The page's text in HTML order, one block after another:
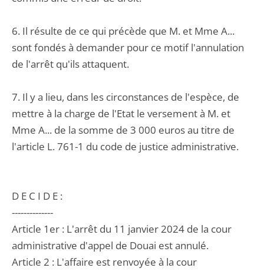
6. Il résulte de ce qui précède que M. et Mme A...
sont fondés à demander pour ce motif l'annulation
de l'arrêt qu'ils attaquent.
7. Il y a lieu, dans les circonstances de l'espèce, de
mettre à la charge de l'Etat le versement à M. et
Mme A... de la somme de 3 000 euros au titre de
l'article L. 761-1 du code de justice administrative.
D E C I D E :
--------------
Article 1er : L'arrêt du 11 janvier 2024 de la cour
administrative d'appel de Douai est annulé.
Article 2 : L'affaire est renvoyée à la cour